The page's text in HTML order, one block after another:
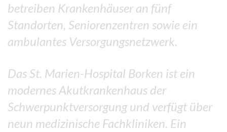
betreiben Krankenhäuser an fünf
Standorten, Seniorenzentren sowie ein
ambulantes Versorgungsnetzwerk.
Das St. Marien-Hospital Borken ist ein
modernes Akutkrankenhaus der
Schwerpunktversorgung und verfügt über
neun medizinische Fachkliniken. Ein